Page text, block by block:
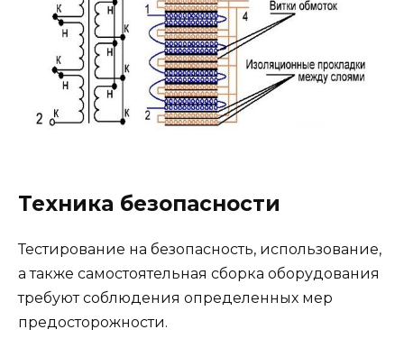
Техника безопасности
Тестирование на безопасность, использование,
а также самостоятельная сборка оборудования
требуют соблюдения определенных мер
предосторожности.